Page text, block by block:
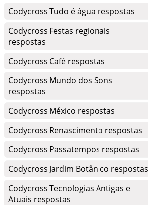
Codycross Tudo é água respostas
Codycross Festas regionais
respostas
Codycross Café respostas
Codycross Mundo dos Sons
respostas
Codycross México respostas
Codycross Renascimento respostas
Codycross Passatempos respostas
Codycross Jardim Botânico respostas
Codycross Tecnologias Antigas e
Atuais respostas